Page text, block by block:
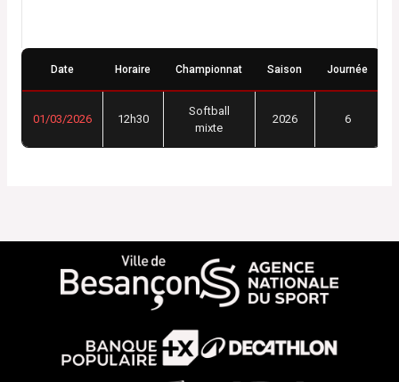
Date Horaire Championnat Saison Journée
01/03/2026 12h30
Softball
mixte
2026 6